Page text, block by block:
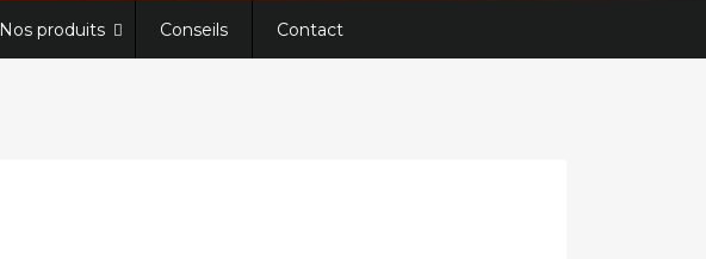
Nos produits Conseils Contact